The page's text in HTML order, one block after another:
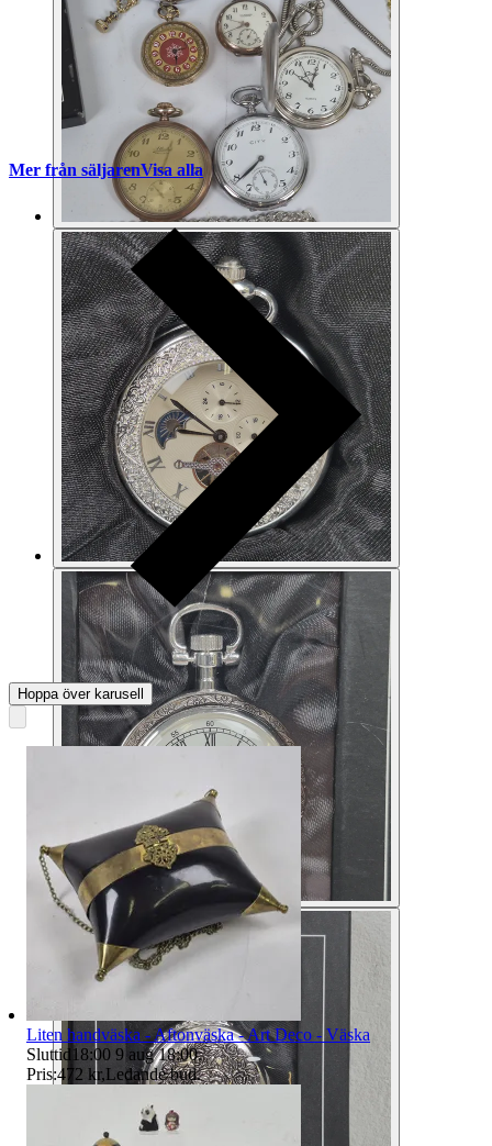
Mer från säljarenVisa alla
Hoppa över karusell
Liten handväska - Aftonväska - Art Deco - Väska
Sluttid18:00 9 aug 18:00.
Pris:472 kr,Ledande bud.